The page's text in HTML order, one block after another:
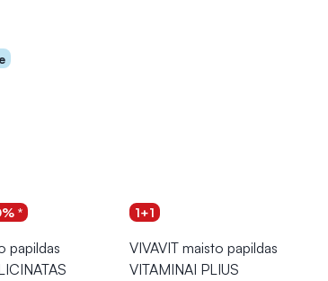
*
papildas
1+1
VIVAVIT maisto papildas
VITAMINAI PLIUS